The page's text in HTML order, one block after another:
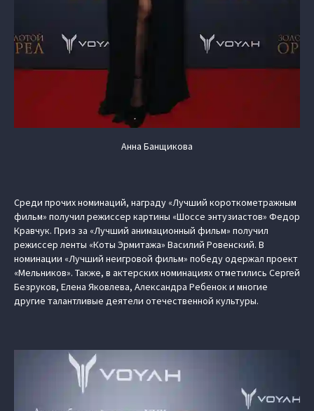
Анна Банщикова
Среди прочих номинаций, награду «Лучший короткометражным
фильм» получил режиссер картины «Шоссе энтузиастов» Федор
Кравчук. Приз за «Лучший анимационный фильм» получил
режиссер ленты «Коты Эрмитажа» Василий Ровенский. В
номинации «Лучший неигровой фильм» победу одержал проект
«Мельников». Также, в актерских номинациях отметились Сергей
Безруков, Елена Яковлева, Александра Ребенок и многие
другие талантливые деятели отечественной культуры.